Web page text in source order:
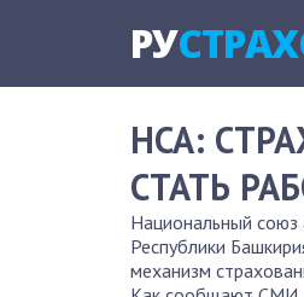
РУ
НСА:
СТАТЬ
Национальный союз
Республики
механизм